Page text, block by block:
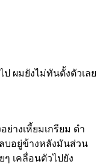
ผมยังไม่ทันตั้งตัวเลย
งเหี้ยมเกรียม ดำ
บอยู่ข้างหลังมันส่วน
เคลื่อนตัวไปยัง